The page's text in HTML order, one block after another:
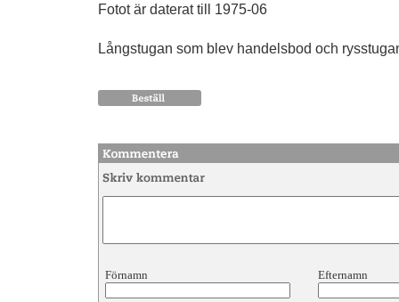
Fotot är daterat till 1975-06
Långstugan som blev handelsbod och
Förnamn Efternamn